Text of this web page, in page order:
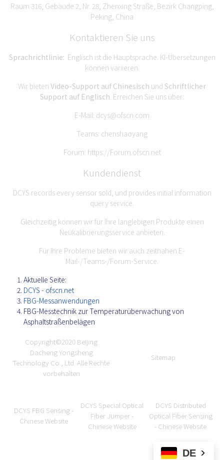
DE
Raum 316, Gebäude 2, Nr. 28, Zhenxing Straße, Bezirk Changping,
Peking, China
Kontaktieren Sie uns
Sprachrichtlinie: Englisch ist die Hauptsprache. KI-Übersetzungen
können variieren.
Wir bieten Video-Support auf Chinesisch und Schriftlicher
Support auf Englisch. Erreichen Sie uns über:
E-Mail: dcys@ofscn.com
Teams: chenshaoyang
Forum: https://Forum.ofscn.net
Kundendienst
DCYS records every sensor sold, und provides initial information
query service.
Gleichzeitig können wir für Ihre langlebigen Produkte einen
Neukalibrierungsservice anbieten.
Für Ihre Probleme bieten wir auch zeitnahen E-
Mail-/Teams-/Forum-Service.
Aktuelle Seite:
DCYS - ofscn.net
FBG-Messanwendungen
FBG-Messtechnik zur Temperaturüberwachung von
Asphaltstraßenbelägen
Copyright©2020 Beijing
Dacheng Yongsheng
Technology Co., Ltd. Alle Rechte
vorbehalten
Sitemap
DCYS FBG Sensing -
Chinese Website
DCYS Special Optical
Fiber Jumper -
Chinese Website
DCYS Distributed
Optical Fiber Sensing
- Chinese Website